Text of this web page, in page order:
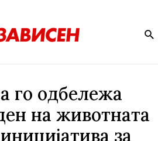
го одбележа
на животната
за